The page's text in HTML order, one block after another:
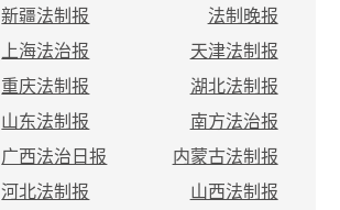
新疆法制报
法制晚报
上海法治报
天津法制报
重庆法制报
湖北法制报
山东法制报
南方法治报
广西法治日报
内蒙古法制报
河北法制报
山西法制报